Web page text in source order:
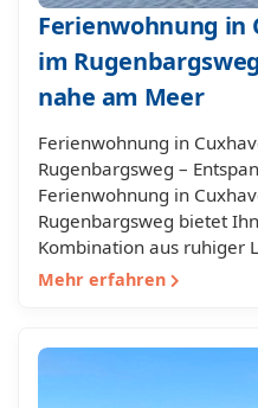
Ferienwohnung in
im
nahe am Meer
Ferienwohnung in
Rugenbargsweg –
Ferienwohnung in
Rugenbargsweg bietet
Kombination aus ruhiger
Mehr erfahren